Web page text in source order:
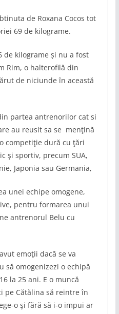
de Roxana Cocos tot
69 de kilograme.
de kilograme și nu a fost
Rim, o halterofilă din
de niciunde în această
partea antrenorilor cat si
au reusit sa se menţină
competiţie dură cu ţări
şi sportiv, precum SUA,
Japonia sau Germania,
unei echipe omogene,
pentru formarea unui
antrenorul Belu cu
emoţii dacă se va
să omogenizezi o echipă
la 25 ani. E o muncă
pe Cătălina să reintre în
o şi fără să i-o impui ar